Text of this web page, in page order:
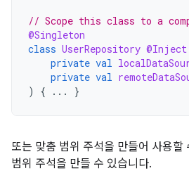
// Scope this class to a
@Singleton
class UserRepository @Inject
private val
private val
)
{ ... }
또는 맞춤 범위 주석을 만들어 사용할
범위 주석을 만들 수 있습니다.